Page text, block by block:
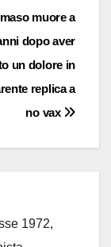
muore a
dopo aver
un dolore in
replica a
no vax
1972,